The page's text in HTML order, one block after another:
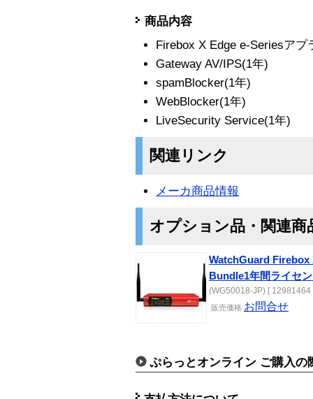
商品内容
Firebox X Edge e-Seriesアプ
Gateway AV/IPS(1年)
spamBlocker(1年)
WebBlocker(1年)
LiveSecurity Service(1年)
関連リンク
メーカ商品情報
オプション品・関連商
WatchGuard Firebox
Bundle1年間ライセ
(WG50018-JP) [ 12981464
販売価格 お問合せ
ぷらっとオンライン ご購入の